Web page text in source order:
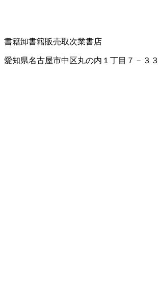
書籍卸書籍販売取次業書店
愛知県名古屋市中区丸の内１丁目７－３３